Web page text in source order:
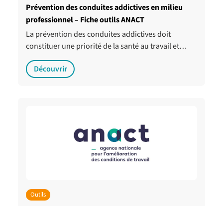
Prévention des conduites addictives en milieu
professionnel – Fiche outils ANACT
La prévention des conduites addictives doit
constituer une priorité de la santé au travail et…
Découvrir
Outils